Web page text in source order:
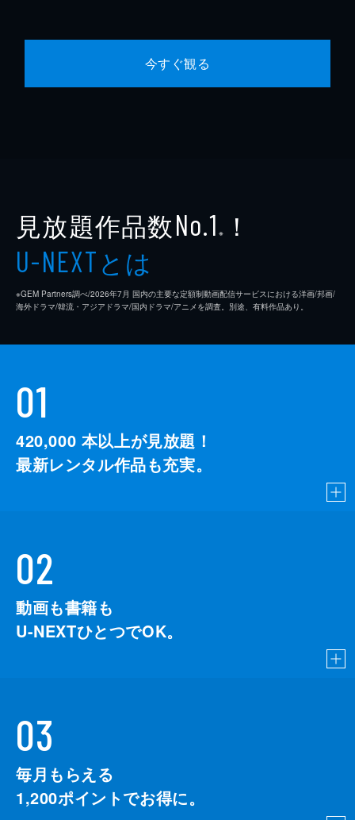
今すぐ観る
見放題作品数No.1 ※ ！
U-NEXTとは
※GEM Partners調べ/2026年7⽉ 国内の主要な定額制動画配信サービスにおける洋画/邦画/
海外ドラマ/韓流・アジアドラマ/国内ドラマ/アニメを調査。別途、有料作品あり。
01
420,000 本以上が見放題！
最新レンタル作品も充実。
02
動画も書籍も
U-NEXTひとつでOK。
03
毎月もらえる
1,200ポイントでお得に。